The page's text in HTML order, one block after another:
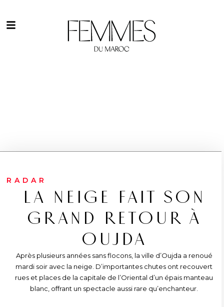
RADAR
LA NEIGE FAIT SON
GRAND RETOUR À
OUJDA
Après plusieurs années sans flocons, la ville d’Oujda a renoué
mardi soir avec la neige. D’importantes chutes ont recouvert
rues et places de la capitale de l’Oriental d’un épais manteau
blanc, offrant un spectacle aussi rare qu’enchanteur.